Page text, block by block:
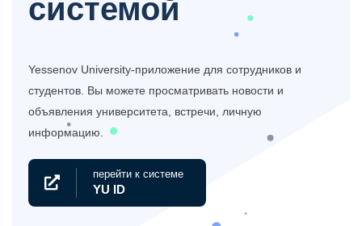
системой
Yessenov University-приложение для сотрудников и
студентов. Вы можете просматривать новости и
объявления университета, встречи, личную
информацию.
перейти к системе
YU ID